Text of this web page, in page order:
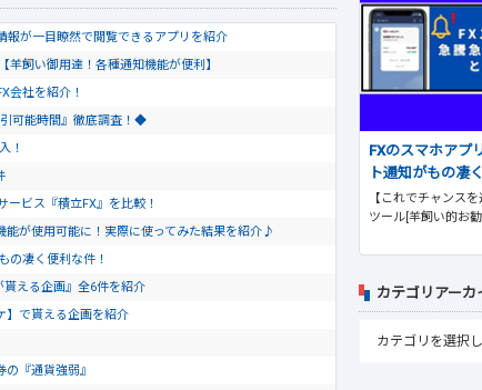
報が一目瞭然で閲覧できるアプリを紹介
飼い御用達！各種通知機能が便利】
会社を紹介！
可能時間』徹底調査！◆
！
ービス『積立FX』を比較！
が使用可能に！実際に使ってみた結果を紹介♪
の凄く便利な件！
える企画』全6件を紹介
】で貰える企画を紹介
『通貨強弱』
FXのスマホアプ
ト通知がもの凄
【これでチャンス
ツール[羊飼い的お
カテゴリアーカ